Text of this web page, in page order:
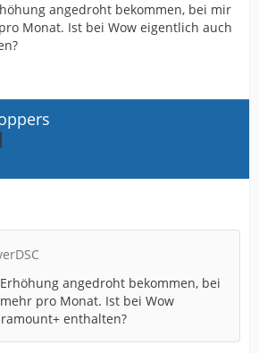
angedroht bekommen, bei mir
Monat. Ist bei Wow eigentlich auch
angedroht bekommen, bei
pro Monat. Ist bei Wow
enthalten?